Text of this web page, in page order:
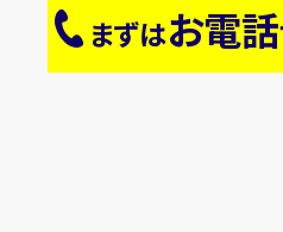
まずはお電話